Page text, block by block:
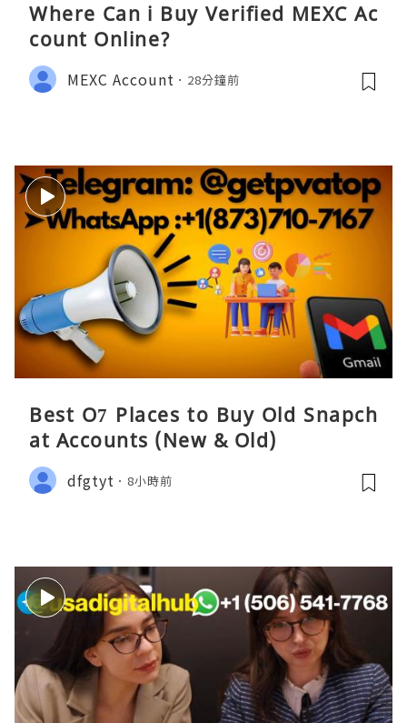
Where Can i Buy Verified MEXC Ac
count Online?
MEXC Account 28分鐘前
Best O7 Places to Buy Old Snapch
at Accounts (New & Old)
dfgtyt 8小時前